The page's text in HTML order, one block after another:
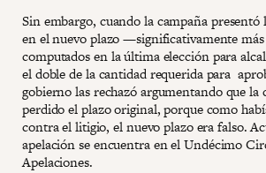
Sin embargo, cuando la campaña presentó
en el nuevo plazo —significativamente
computados en la última elección para
el doble de la cantidad requerida para
gobierno las rechazó argumentando que la
perdido el plazo original, porque como
contra el litigio, el nuevo plazo era falso.
apelación se encuentra en el Undécimo
Apelaciones.